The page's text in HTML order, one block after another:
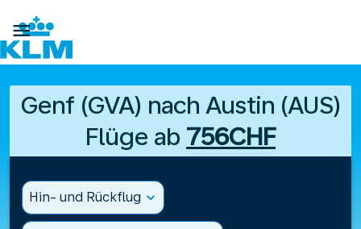

Genf (GVA) nach Austin (AUS)
Flüge ab 756CHF
Hin- und Rückflug expand_more